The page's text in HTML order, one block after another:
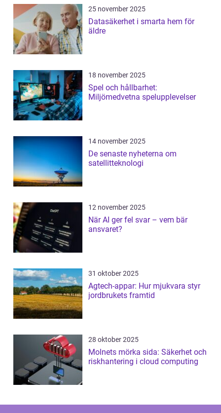
25 november 2025
Datasäkerhet i smarta hem för
äldre
18 november 2025
Spel och hållbarhet:
Miljömedvetna spelupplevelser
14 november 2025
De senaste nyheterna om
satellitteknologi
12 november 2025
När AI ger fel svar – vem bär
ansvaret?
31 oktober 2025
Agtech-appar: Hur mjukvara styr
jordbrukets framtid
28 oktober 2025
Molnets mörka sida: Säkerhet och
riskhantering i cloud computing